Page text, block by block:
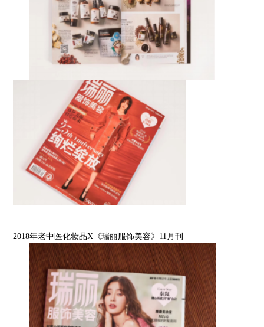
2018年老中医化妆品X《瑞丽服饰美容》11月刊